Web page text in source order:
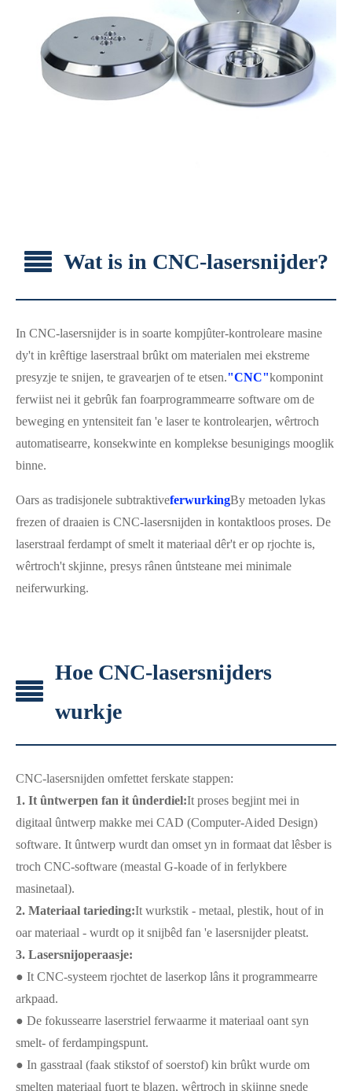
Wat is in CNC-lasersnijder?
In CNC-lasersnijder is in soarte kompjûter-kontroleare masine
dy't in krêftige laserstraal brûkt om materialen mei ekstreme
presyzje te snijen, te gravearjen of te etsen."CNC"komponint
ferwiist nei it gebrûk fan foarprogrammearre software om de
beweging en yntensiteit fan 'e laser te kontrolearjen, wêrtroch
automatisearre, konsekwinte en komplekse besunigings mooglik
binne.
Oars as tradisjonele subtraktiveferwurkingBy metoaden lykas
frezen of draaien is CNC-lasersnijden in kontaktloos proses. De
laserstraal ferdampt of smelt it materiaal dêr't er op rjochte is,
wêrtroch't skjinne, presys rânen ûntsteane mei minimale
neiferwurking.
Hoe CNC-lasersnijders
wurkje
CNC-lasersnijden omfettet ferskate stappen:
1. It ûntwerpen fan it ûnderdiel:It proses begjint mei in
digitaal ûntwerp makke mei CAD (Computer-Aided Design)
software. It ûntwerp wurdt dan omset yn in formaat dat lêsber is
troch CNC-software (meastal G-koade of in ferlykbere
masinetaal).
2. Materiaal tarieding:It wurkstik - metaal, plestik, hout of in
oar materiaal - wurdt op it snijbêd fan 'e lasersnijder pleatst.
3. Lasersnijoperaasje:
● It CNC-systeem rjochtet de laserkop lâns it programmearre
arkpaad.
● De fokussearre laserstriel ferwaarme it materiaal oant syn
smelt- of ferdampingspunt.
● In gasstraal (faak stikstof of soerstof) kin brûkt wurde om
smelten materiaal fuort te blazen, wêrtroch in skjinne snede